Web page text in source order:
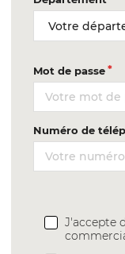
Mot de passe
Numéro de
J'accepte